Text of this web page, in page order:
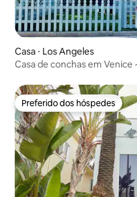
Casa ⋅ Los Angeles
Casa de conchas em Venice
Preferido dos hóspedes
Preferido dos hóspedes